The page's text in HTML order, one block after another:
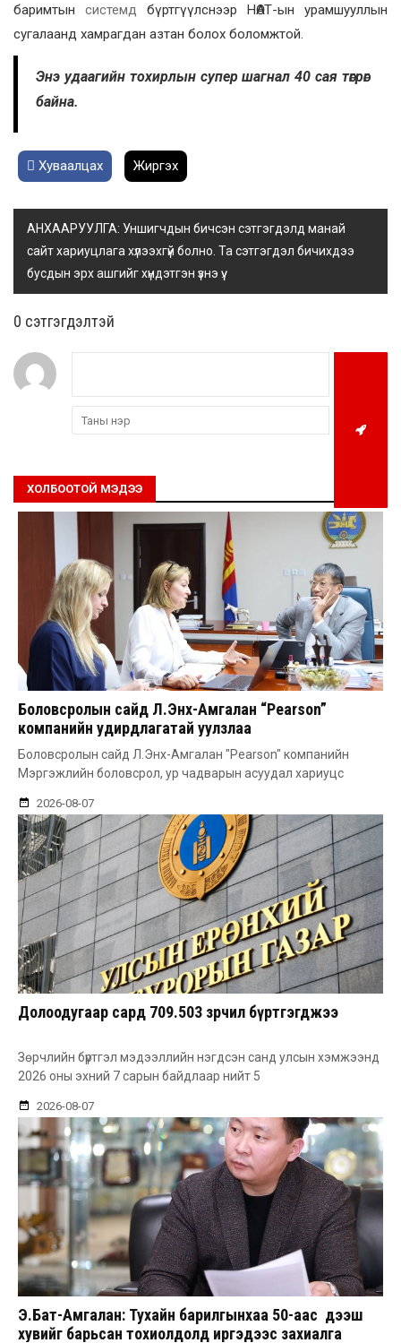
баримтын системд бүртгүүлснээр НӨАТ-ын урамшууллын
сугалаанд хамрагдан азтан болох боломжтой.
Энэ удаагийн тохирлын супер шагнал 40 сая төгрөг
байна.
Хуваалцах Жиргэх
АНХААРУУЛГА: Уншигчдын бичсэн сэтгэгдэлд манай
сайт хариуцлага хүлээхгүй болно. Та сэтгэгдэл бичихдээ
бусдын эрх ашгийг хүндэтгэн үзнэ үү.
0 cэтгэгдэлтэй
ХОЛБООТОЙ МЭДЭЭ
Боловсролын сайд Л.Энх-Амгалан “Pearson”
компанийн удирдлагатай уулзлаа
Боловсролын сайд Л.Энх-Амгалан "Pearson" компанийн
Мэргэжлийн боловсрол, ур чадварын асуудал хариуцс
2026-08-07
Долоодугаар сард 709.503 зөрчил бүртгэгджээ
Зөрчлийн бүртгэл мэдээллийн нэгдсэн санд улсын хэмжээнд
2026 оны эхний 7 сарын байдлаар нийт 5
2026-08-07
Э.Бат-Амгалан: Тухайн барилгынхаа 50-аас дээш
хувийг барьсан тохиолдолд иргэдээс захиалга